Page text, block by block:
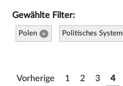
Gewählte Filter:
Polen × Politisches System
Vorherige 1 2 3 4